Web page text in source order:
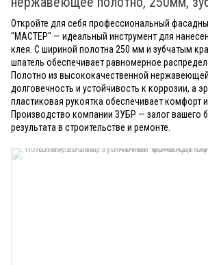
Откройте для себя профессиональный
"МАСТЕР" — идеальный инструмент для
клея. С шириной полотна 250 мм и зубчатым
шпатель обеспечивает равномерное
Полотно из высококачественной нержавеющей
долговечность и устойчивость к коррозии, а
пластиковая рукоятка обеспечивает комфорт
Производство компании ЗУБР — залог вашего
результата в строительстве и ремонте.